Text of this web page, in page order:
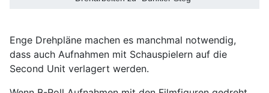
Enge Drehpläne machen es manchmal notwendig,
dass auch Aufnahmen mit Schauspielern auf die
Second Unit verlagert werden.